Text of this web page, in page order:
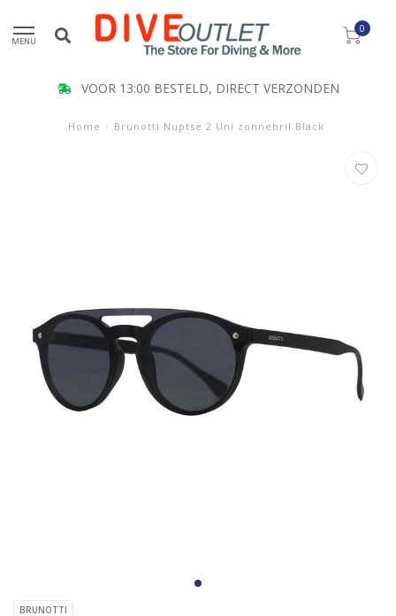
MENU
0
VOOR 13:00 BESTELD, DIRECT VERZONDEN
Home / Brunotti Nuptse 2 Uni zonnebril Black
BRUNOTTI